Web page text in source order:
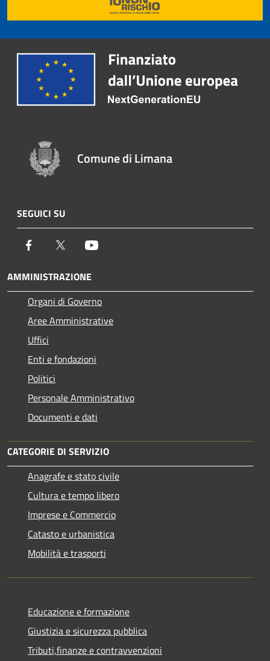
Comune di Limana
SEGUICI SU
Facebook Twitter
AMMINISTRAZIONE
Organi di Governo
Aree Amministrative
Uffici
Enti e fondazioni
Politici
Personale Amministrativo
Documenti e dati
CATEGORIE DI SERVIZIO
Anagrafe e stato civile
Cultura e tempo libero
Imprese e Commercio
Catasto e urbanistica
Mobilità e trasporti
Educazione e formazione
Giustizia e sicurezza pubblica
Tributi,finanze e contravvenzioni